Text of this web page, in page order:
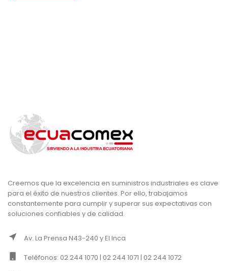
Creemos que la excelencia en suministros industriales es clave
para el éxito de nuestros clientes. Por ello, trabajamos
constantemente para cumplir y superar sus expectativas con
soluciones confiables y de calidad.
Av. La Prensa N43-240 y El Inca
Teléfonos: 02 244 1070 | 02 244 1071 | 02 244 1072